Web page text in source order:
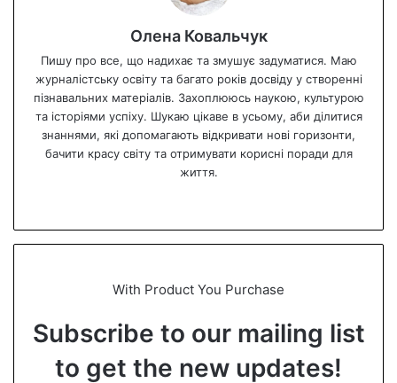
Олена Ковальчук
Пишу про все, що надихає та змушує задуматися. Маю
журналістську освіту та багато років досвіду у створенні
пізнавальних матеріалів. Захоплююсь наукою, культурою
та історіями успіху. Шукаю цікаве в усьому, аби ділитися
знаннями, які допомагають відкривати нові горизонти,
бачити красу світу та отримувати корисні поради для
життя.
te
With Product You Purchase
Subscribe to our mailing list
to get the new updates!